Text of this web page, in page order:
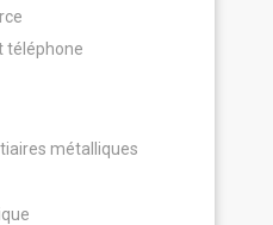
téléphone
métalliques